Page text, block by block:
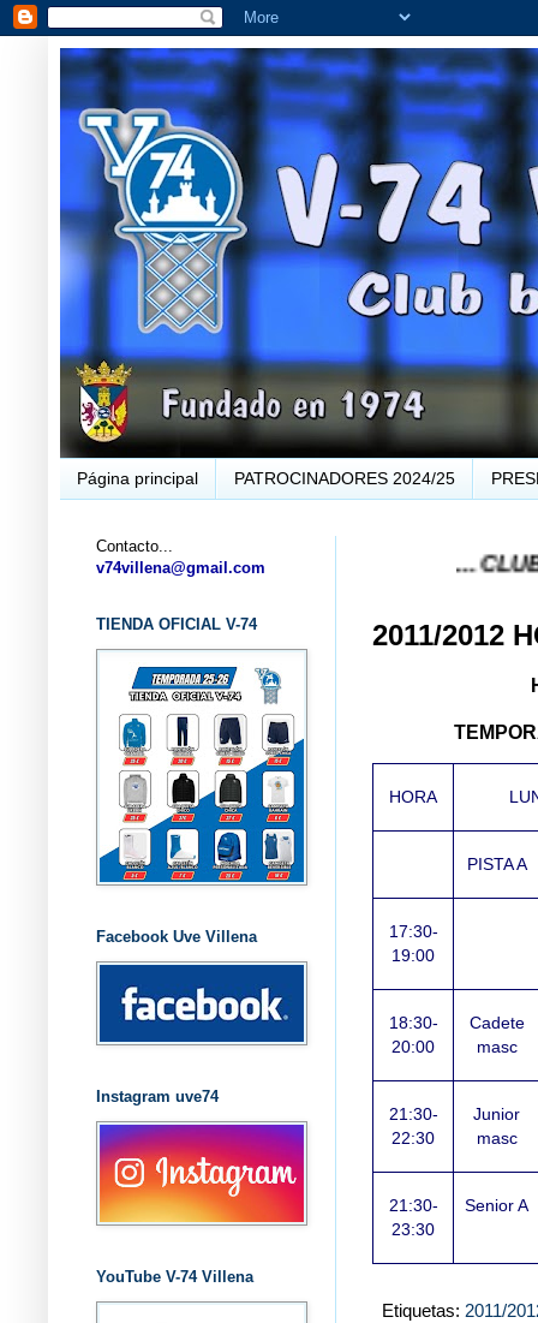
Página principal PATROCINADORES 2024/25
... CLUB
2011/2012
HORA
PISTA A
17:30-
19:00
18:30-
20:00
Cadete
masc
21:30-
22:30
Junior
masc
21:30-
23:30
Senior A
Etiquetas: 2011/
Contacto...
v74villena@gmail.com
TIENDA OFICIAL V-74
Facebook Uve Villena
Instagram uve74
YouTube V-74 Villena